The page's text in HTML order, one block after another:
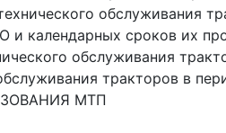
обслуживания
и календарных сроков их
обслуживания
тракторов в
МТП